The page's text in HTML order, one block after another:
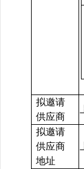
拟邀请
供应商
拟邀请
供应商
地址